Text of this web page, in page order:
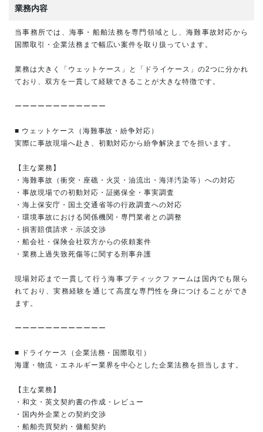
業務内容
当事務所では、海事・船舶法務を専門領域とし、海難事故対応から
国際取引・企業法務まで幅広い案件を取り扱っています。
業務は大きく「ウェットケース」と「ドライケース」の2つに分かれ
ており、双方を一貫して経験できることが大きな特徴です。
ーーーーーーーーーーーー
■ ウェットケース（海難事故・紛争対応）
実際に事故現場へ赴き、初動対応から紛争解決までを担います。
【主な業務】
・海難事故（衝突・座礁・火災・油流出・海洋汚染等）への対応
・事故現場での初動対応・証拠保全・事実調査
・海上保安庁・国土交通省等の行政調査への対応
・環境事故における関係機関・専門業者との調整
・損害賠償請求・示談交渉
・船会社・保険会社双方からの依頼案件
・業務上過失致死傷等に関する刑事弁護
現場対応まで一貫して行う海事ブティックファームは国内でも限ら
れており、実務経験を通じて高度な専門性を身につけることができ
ます。
ーーーーーーーーーーーー
■ ドライケース（企業法務・国際取引）
海運・物流・エネルギー業界を中心とした企業法務を担当します。
【主な業務】
・和文・英文契約書の作成・レビュー
・国内外企業との契約交渉
・船舶売買契約・傭船契約